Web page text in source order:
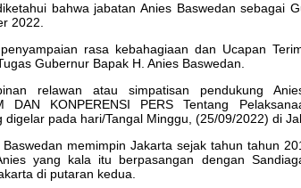
bahwa jabatan Anies Baswedan sebagai
2022.
rasa kebahagiaan dan Ucapan
Gubernur Bapak H. Anies Baswedan.
relawan atau simpatisan pendukung
DAN KONPERENSI PERS Tentang
digelar pada hari/Tangal Minggu, (25/09/2022) di
Baswedan memimpin Jakarta sejak tahun tahun
yang kala itu berpasangan dengan
di putaran kedua.